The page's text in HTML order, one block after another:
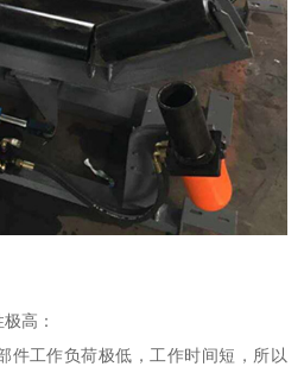
高：
件工作负荷极低，工作时间短，所以